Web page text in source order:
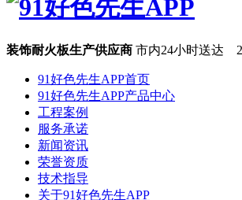
装饰耐火板生产供应商 市内24小时送达
91好色先生APP首页
91好色先生APP产品中心
工程案例
服务承诺
新闻资讯
荣誉资质
技术指导
关于91好色先生APP